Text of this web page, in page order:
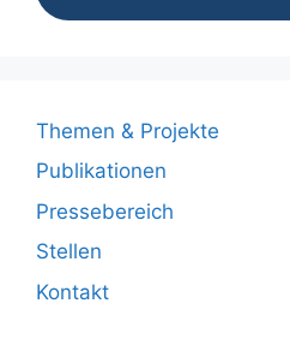
Themen & Projekte
Publikationen
Pressebereich
Stellen
Kontakt